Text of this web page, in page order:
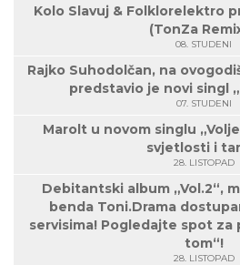
Kolo Slavuj & Folklorelektro
(TonZa
08. STUDENI
Rajko Suhodolčan, na
predstavio je novi singl
07. STUDENI
Marolt u novom singlu
svjetlosti i
28. LISTOPAD
Debitantski album „Vol.2“,
benda Toni.Drama
servisima! Pogledajte spot za
tom“!
28. LISTOPAD